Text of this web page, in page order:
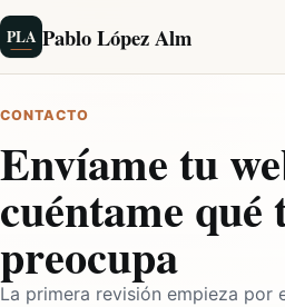
PLA Pablo López Alm
CONTACTO
Envíame tu
cuéntame qué
preocupa
La primera revisión empieza por